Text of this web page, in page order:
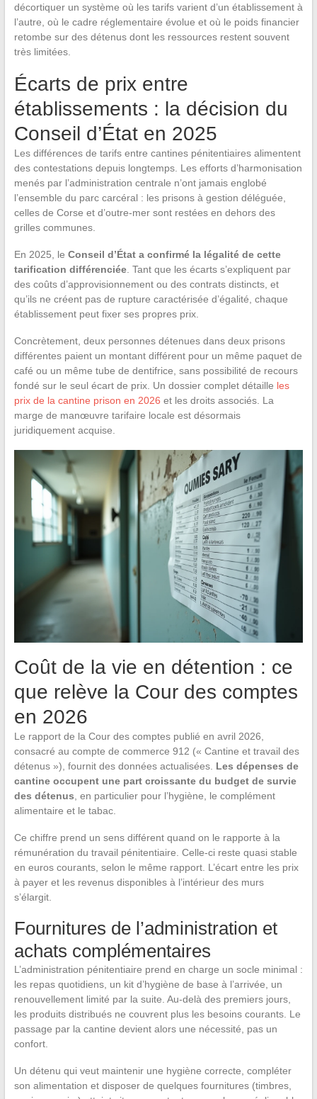
décortiquer un système où les tarifs varient d’un établissement à
l’autre, où le cadre réglementaire évolue et où le poids financier
retombe sur des détenus dont les ressources restent souvent
très limitées.
Écarts de prix entre
établissements : la décision du
Conseil d’État en 2025
Les différences de tarifs entre cantines pénitentiaires alimentent
des contestations depuis longtemps. Les efforts d’harmonisation
menés par l’administration centrale n’ont jamais englobé
l’ensemble du parc carcéral : les prisons à gestion déléguée,
celles de Corse et d’outre-mer sont restées en dehors des
grilles communes.
En 2025, le Conseil d’État a confirmé la légalité de cette
tarification différenciée. Tant que les écarts s’expliquent par
des coûts d’approvisionnement ou des contrats distincts, et
qu’ils ne créent pas de rupture caractérisée d’égalité, chaque
établissement peut fixer ses propres prix.
Concrètement, deux personnes détenues dans deux prisons
différentes paient un montant différent pour un même paquet de
café ou un même tube de dentifrice, sans possibilité de recours
fondé sur le seul écart de prix. Un dossier complet détaille les
prix de la cantine prison en 2026 et les droits associés. La
marge de manœuvre tarifaire locale est désormais
juridiquement acquise.
Coût de la vie en détention : ce
que relève la Cour des comptes
en 2026
Le rapport de la Cour des comptes publié en avril 2026,
consacré au compte de commerce 912 (« Cantine et travail des
détenus »), fournit des données actualisées. Les dépenses de
cantine occupent une part croissante du budget de survie
des détenus , en particulier pour l’hygiène, le complément
alimentaire et le tabac.
Ce chiffre prend un sens différent quand on le rapporte à la
rémunération du travail pénitentiaire. Celle-ci reste quasi stable
en euros courants, selon le même rapport. L’écart entre les prix
à payer et les revenus disponibles à l’intérieur des murs
s’élargit.
Fournitures de l’administration et
achats complémentaires
L’administration pénitentiaire prend en charge un socle minimal :
les repas quotidiens, un kit d’hygiène de base à l’arrivée, un
renouvellement limité par la suite. Au-delà des premiers jours,
les produits distribués ne couvrent plus les besoins courants. Le
passage par la cantine devient alors une nécessité, pas un
confort.
Un détenu qui veut maintenir une hygiène correcte, compléter
son alimentation et disposer de quelques fournitures (timbres,